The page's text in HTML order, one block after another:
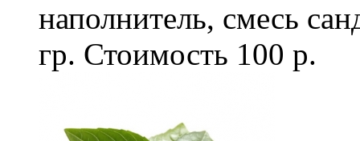
наполнитель, смесь
гр. Стоимость 100 р.